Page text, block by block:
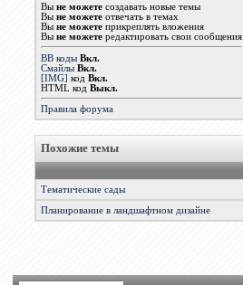
Выне можете создавать новые темы
Выне можете отвечать в темах
Выне можете прикреплять вложения
Выне можете редактировать свои сообщения
BB коды Вкл.
Смайлы Вкл.
[IMG] кодВкл.
HTML кодВыкл.
Правила форума
Похожие темы
Тематические сады
Планирование в ландшафтном дизайне